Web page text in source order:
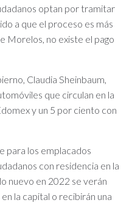
optan por tramitar
a que el proceso es más
Morelos, no existe el pago
Claudia Sheinbaum,
que circulan en la
y un 5 por ciento con
para los emplacados
con residencia en la
nuevo en 2022 se verán
la capital o recibirán una